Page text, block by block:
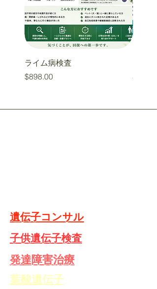
ライム病検査
価格
$898.00
価格
$878.00
​遺伝子コンサル
​子供遺伝子検査
​発達障害治療
​葉酸遺伝子